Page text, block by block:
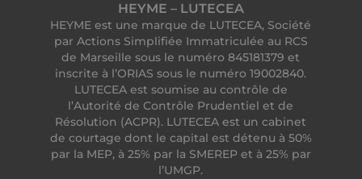
HEYME – LUTECEA
HEYME est une marque de LUTECEA, Société
par Actions Simplifiée Immatriculée au RCS
de Marseille sous le numéro 845181379 et
inscrite à l’ORIAS sous le numéro 19002840.
LUTECEA est soumise au contrôle de
l’Autorité de Contrôle Prudentiel et de
Résolution (ACPR). LUTECEA est un cabinet
de courtage dont le capital est détenu à 50%
par la MEP, à 25% par la SMEREP et à 25% par
l’UMGP.
VISITOR_PRIVACY_METADATA
YouTube
.youtube.com